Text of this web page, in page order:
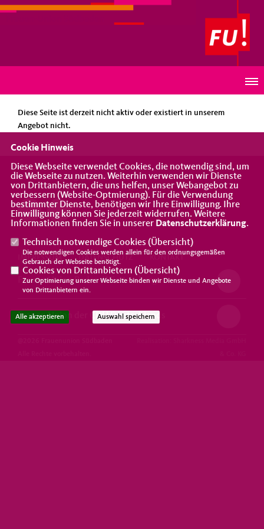
Diese Seite ist derzeit nicht aktiv oder existiert in unserem
Angebot nicht.
Eine Vereinigung der CDU
IMPRESSUM DATENSCHUTZ
Frauen Union Baden-Württemberg
Frauen Union der CDU Deutschlands
Cookie Hinweis
Diese Webseite verwendet Cookies, die notwendig sind, um
die Webseite zu nutzen. Weiterhin verwenden wir Dienste
von Drittanbietern, die uns helfen, unser Webangebot zu
verbessern (Website-Optmierung). Für die Verwendung
bestimmter Dienste, benötigen wir Ihre Einwilligung. Ihre
Einwilligung können Sie jederzeit widerrufen. Weitere
Informationen finden Sie in unserer Datenschutzerklärung.
Technisch notwendige Cookies (Übersicht)
Die notwendigen Cookies werden allein für den ordnungsgemäßen
Gebrauch der Webseite benötigt.
Cookies von Drittanbietern (Übersicht)
Zur Optimierung unserer Webseite binden wir Dienste und Angebote
von Drittanbietern ein.
Alle akzeptieren Auswahl speichern